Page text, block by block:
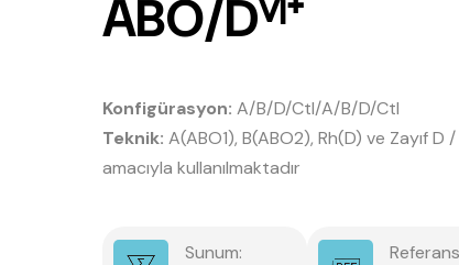
ABO/Dⱽᴵ⁺
Konfigürasyon: A/B/D/Ctl/A/B/D/Ctl
Teknik: A(ABO1), B(ABO2), Rh(D) ve Zayıf
amacıyla kullanılmaktadır
Sunum: